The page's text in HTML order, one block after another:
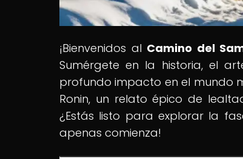
¡Bienvenidos al Camino del
Sumérgete en la historia, el
profundo impacto en el mundo
Ronin, un relato épico de
¿Estás listo para explorar la
apenas comienza!